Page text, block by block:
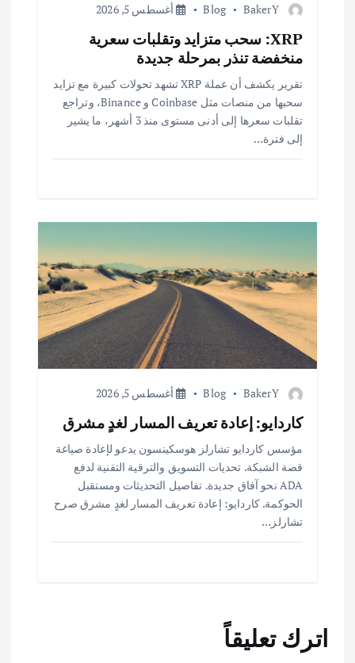
ت
BakerY
Blog أغسطس 5, 2026
XRP: سحب متزايد وتقلبات سعرية
منخفضة تنذر بمرحلة جديدة
تقرير يكشف أن عملة XRP تشهد تحولات كبيرة مع تزايد
سحبها من منصات مثل Coinbase و Binance، وتراجع
تقلبات سعرها إلى أدنى مستوى منذ 3 أشهر، ما يشير
إلى فترة…
BakerY
Blog أغسطس 5, 2026
كاردايو: إعادة تعريف المسار لغدٍ مشرق
مؤسس كاردايو تشارلز هوسكينسون يدعو لإعادة صياغة
قصة الشبكة. تحديات التسويق والترقية التقنية لدفع
ADA نحو آفاق جديدة. تفاصيل التحديثات ومستقبل
الحوكمة. كاردايو: إعادة تعريف المسار لغدٍ مشرق صرح
تشارلز…
اترك تعليقاً